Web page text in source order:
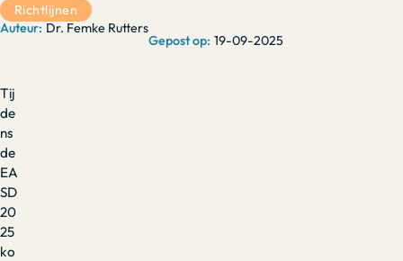
Dr. Femke Rutters
19-09-2025
Richtlijnen
Tij
de
ns
de
EA
SD
20
25
ko